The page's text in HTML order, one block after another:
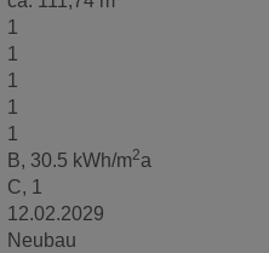
1
1
1
1
1
B, 30.5 kWh/m2a
C, 1
12.02.2029
Neubau